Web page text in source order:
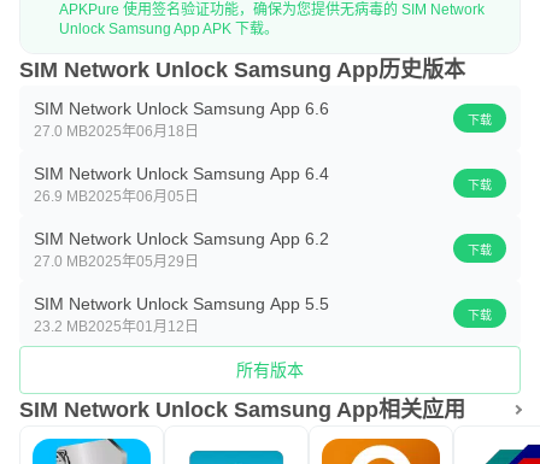
APKPure 使用签名验证功能，确保为您提供无病毒的 SIM Network
Unlock Samsung App APK 下载。
SIM Network Unlock Samsung App历史版本
SIM Network Unlock Samsung App 6.6
27.0 MB2025年06月18日
下载
SIM Network Unlock Samsung App 6.4
26.9 MB2025年06月05日
下载
SIM Network Unlock Samsung App 6.2
27.0 MB2025年05月29日
下载
SIM Network Unlock Samsung App 5.5
23.2 MB2025年01月12日
下载
所有版本
SIM Network Unlock Samsung App相关应用